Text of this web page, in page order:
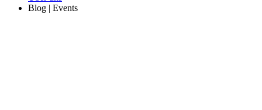
Blog | Events